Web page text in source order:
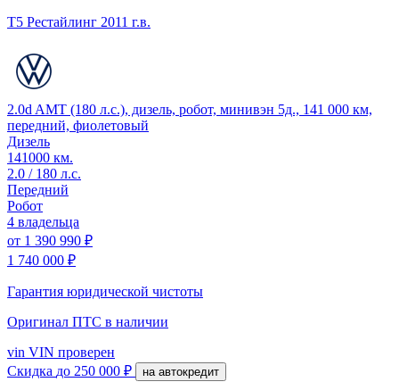
T5 Рестайлинг 2011 г.в.
2.0d AMT (180 л.с.), дизель, робот, минивэн 5д., 141 000 км,
передний, фиолетовый
Дизель
141000 км.
2.0 / 180 л.с.
Передний
Робот
4 владельца
от 1 390 990 ₽
1 740 000 ₽
Гарантия юридической чистоты
Оригинал ПТС в наличии
vin VIN проверен
Скидка до 250 000 ₽ на автокредит